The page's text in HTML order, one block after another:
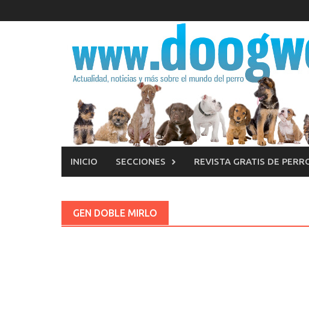
al
INICIO SECCIONES REVISTA GRATIS DE
GEN DOBLE MIRLO